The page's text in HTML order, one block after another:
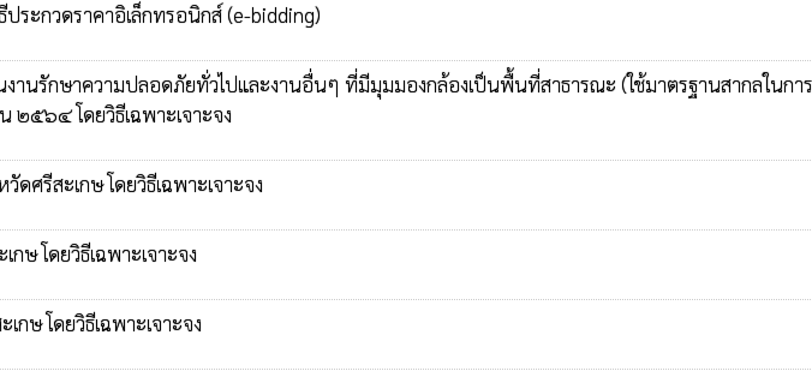
ระกวดราคาอิเล็กทรอนิกส์ (e-bidding)
นรักษาความปลอดภัยทั่วไปและงานอื่นๆ ที่มีมุมมองกล้องเป็นพื้นที่สาธารณะ (ใช้มาตรฐานสากลในกา
๕๖๔ โดยวิธีเฉพาะเจาะจง
รีสะเกษ โดยวิธีเฉพาะเจาะจง
ษ โดยวิธีเฉพาะเจาะจง
ษ โดยวิธีเฉพาะเจาะจง